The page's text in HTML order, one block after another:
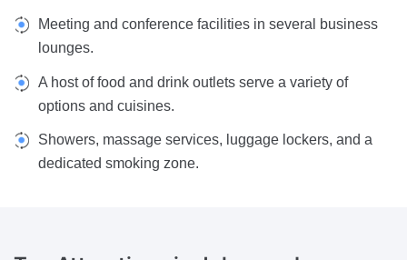
Meeting and conference facilities in several business
lounges.
A host of food and drink outlets serve a variety of
options and cuisines.
Showers, massage services, luggage lockers, and a
dedicated smoking zone.